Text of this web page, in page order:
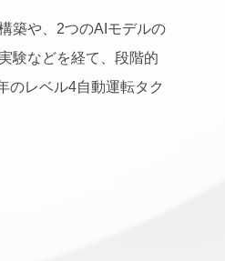
築や、2つのAIモデルの
験などを経て、段階的
のレベル4自動運転タク